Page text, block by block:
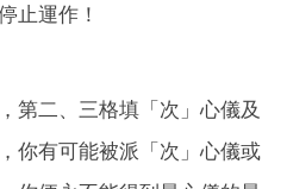
止運作！
第二、三格填「次」心儀及
你有可能被派「次」心儀或